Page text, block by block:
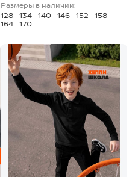
Размеры в наличии:
128
134 140 146 152
158
164
170